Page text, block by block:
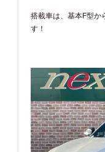
搭載車は、基本F型か
す！